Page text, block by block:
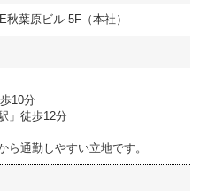
秋葉原ビル 5F（本社）
10分
」徒歩12分
通勤しやすい立地です。